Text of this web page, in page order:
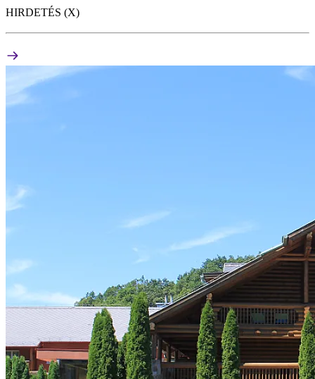
HIRDETÉS (X)